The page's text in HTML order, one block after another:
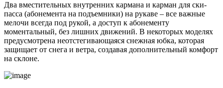
Два вместительных внутренних кармана и карман для ски-
пасса (абонемента на подъемники) на рукаве – все важные
мелочи всегда под рукой, а доступ к абонементу
моментальный, без лишних движений. В некоторых моделях
предусмотрена неотстегивающаяся снежная юбка, которая
защищает от снега и ветра, создавая дополнительный комфорт
на склоне.